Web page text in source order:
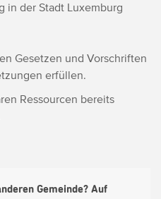
in der Stadt Luxemburg
Gesetzen und Vorschriften
erfüllen.
Ressourcen bereits
Gemeinde? Auf